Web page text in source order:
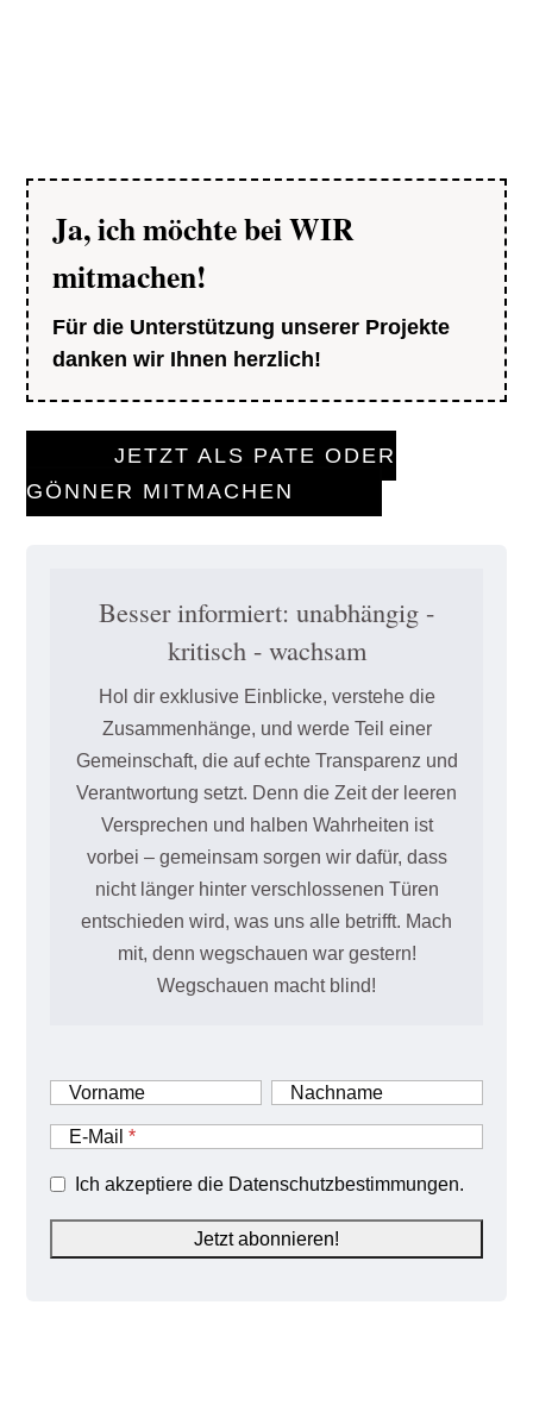
Ja, ich möchte bei WIR
mitmachen!
Für die Unterstützung unserer Projekte
danken wir Ihnen herzlich!
JETZT ALS PATE ODER
GÖNNER MITMACHEN
Besser informiert: unabhängig -
kritisch - wachsam
Hol dir exklusive Einblicke, verstehe die
Zusammenhänge, und werde Teil einer
Gemeinschaft, die auf echte Transparenz und
Verantwortung setzt. Denn die Zeit der leeren
Versprechen und halben Wahrheiten ist
vorbei – gemeinsam sorgen wir dafür, dass
nicht länger hinter verschlossenen Türen
entschieden wird, was uns alle betrifft. Mach
mit, denn wegschauen war gestern!
Wegschauen macht blind!
Vorname Nachname
E-Mail
Ich akzeptiere die Datenschutzbestimmungen.